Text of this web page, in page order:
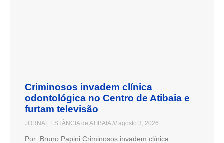
Criminosos invadem clínica
odontológica no Centro de Atibaia e
furtam televisão
JORNAL ESTÂNCIA de ATIBAIA agosto 3, 2026
Por: Bruno Papini Criminosos invadem clínica